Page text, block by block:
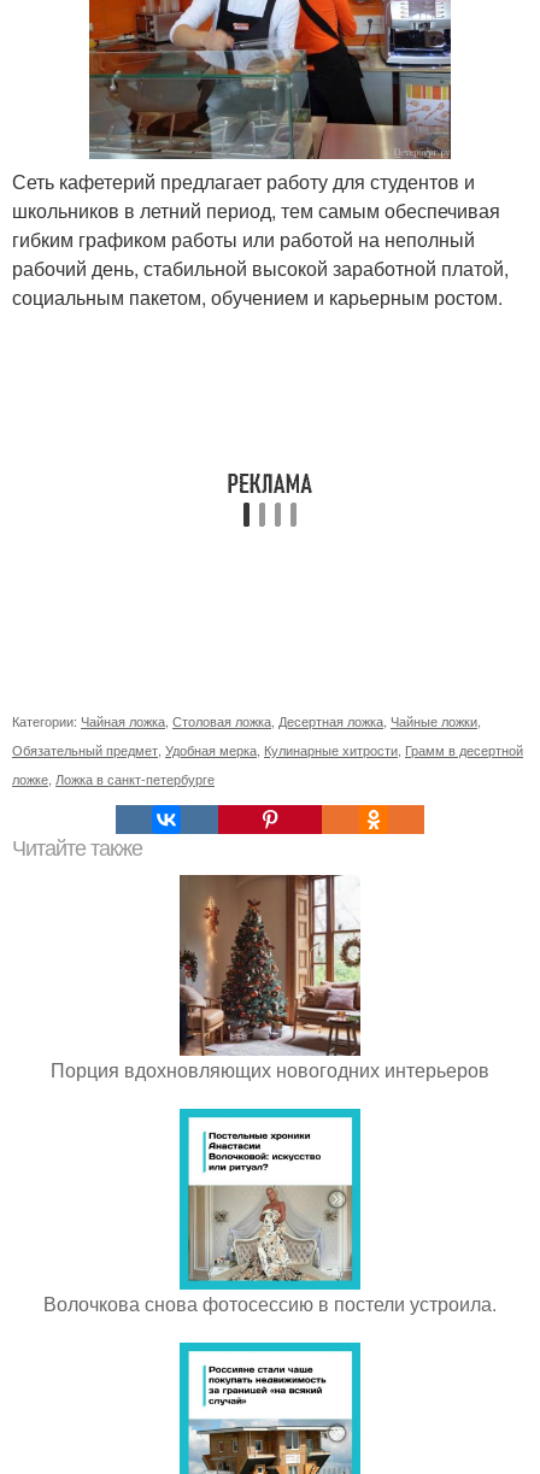
Сеть кафетерий предлагает работу для студентов и
школьников в летний период, тем самым обеспечивая
гибким графиком работы или работой на неполный
рабочий день, стабильной высокой заработной платой,
социальным пакетом, обучением и карьерным ростом.
Категории: Чайная ложка Столовая ложка Десертная ложка Чайные ложки
Обязательный предмет Удобная мерка Кулинарные хитрости Грамм в десертной
ложке Ложка в санкт-петербурге
Читайте также
Порция вдохновляющих новогодних интерьеров
Волочкова снова фотосессию в постели устроила.